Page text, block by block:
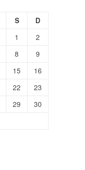
S
D
1
2
8
9
15
16
22
23
29
30